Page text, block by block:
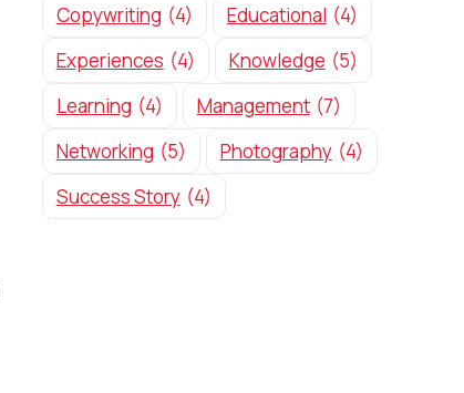
Copywriting (4) Educational (4)
Experiences (4) Knowledge (5)
Learning (4) Management (7)
Networking (5) Photography (4)
Success Story (4)